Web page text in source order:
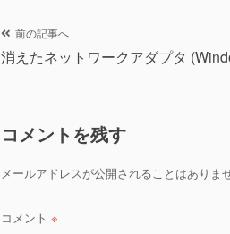
投
稿
ビ
ゲ
ー
前の記事へ
消えたネットワークアダプタ
コメントを残す
メールアドレスが公開されることはありませ
コメント ※